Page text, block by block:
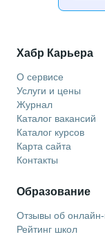
Хабр Карьера
О сервисе
Услуги и цены
Журнал
Каталог вакансий
Каталог курсов
Карта сайта
Контакты
Образование
Отзывы об
Рейтинг школ